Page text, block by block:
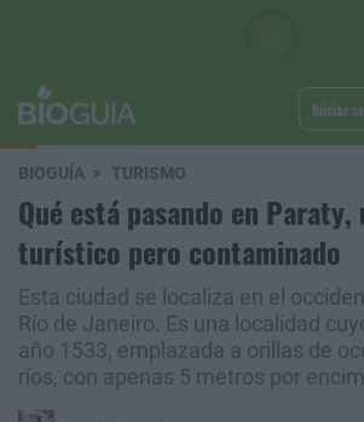
Iniciar
BIOGUÍA TURISMO
Qué está pasando en
turístico pero contaminado
Esta ciudad se localiza en el
Río de Janeiro. Es una localidad
año 1533, emplazada a orillas de
ríos, con apenas 5 metros por